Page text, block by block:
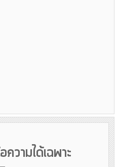
ความได้เฉพาะ